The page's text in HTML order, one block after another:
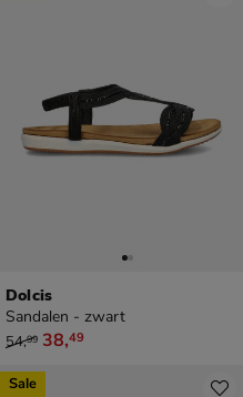
Dolcis
Sandalen - zwart
van € 54,99 voor € 38,49
54,99 38,49
Sale